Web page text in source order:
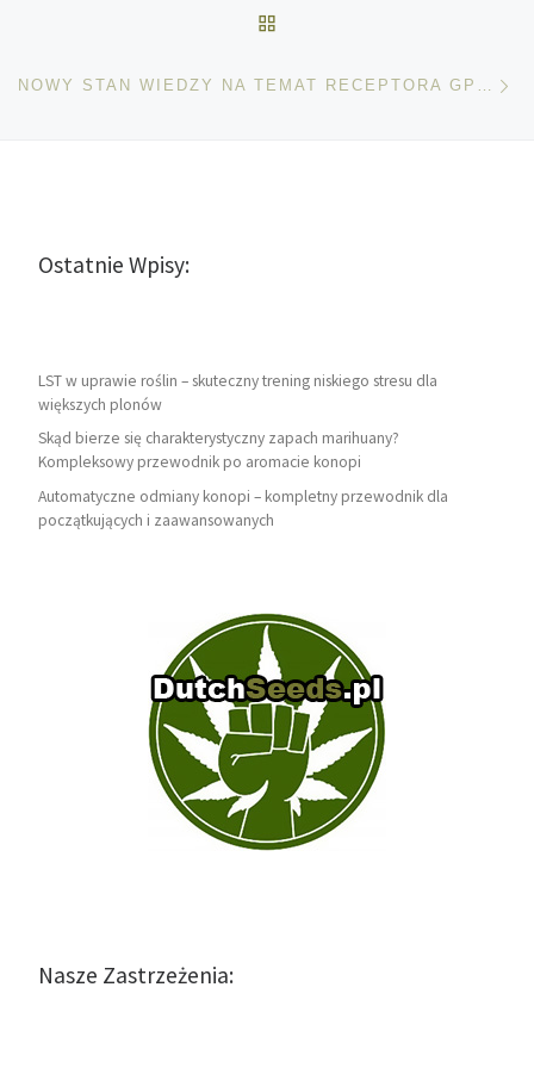
NOWY STAN WIEDZY NA TEMAT RECEPTORA GPR18
Ostatnie Wpisy:
LST w uprawie roślin – skuteczny trening niskiego stresu dla
większych plonów
Skąd bierze się charakterystyczny zapach marihuany?
Kompleksowy przewodnik po aromacie konopi
Automatyczne odmiany konopi – kompletny przewodnik dla
początkujących i zaawansowanych
Nasze Zastrzeżenia: